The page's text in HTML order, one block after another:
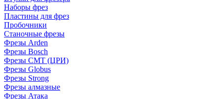
Наборы фрез
Пластины для фрез
Пробочники
Станочные фрезы
Фрезы Arden
Фрезы Bosch
Фрезы CMT (ЦРИ)
Фрезы Globus
Фрезы Strong
Фрезы алмазные
Фрезы Атака